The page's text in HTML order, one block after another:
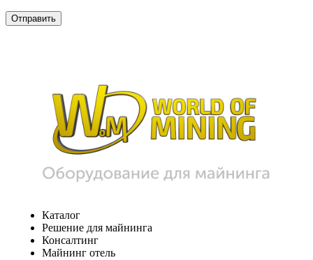
Каталог
Решение для майнинга
Консалтинг
Майнинг отель